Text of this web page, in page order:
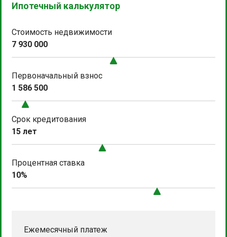
Ипотечный калькулятор
Стоимость недвижимости
7 930 000
Первоначальный взнос
1 586 500
Срок кредитования
15 лет
Процентная ставка
10%
Ежемесячный платеж